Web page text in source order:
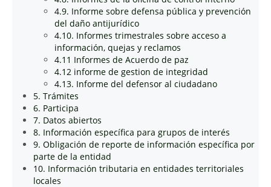
4.9. Informe sobre defensa pública y prevención
del daño antijurídico
4.10. Informes trimestrales sobre acceso a
información, quejas y reclamos
4.11 Informes de Acuerdo de paz
4.12 informe de gestion de integridad
4.13. Informe del defensor al ciudadano
5. Trámites
6. Participa
7. Datos abiertos
8. Información específica para grupos de interés
9. Obligación de reporte de información específica por
parte de la entidad
10. Información tributaria en entidades territoriales
locales